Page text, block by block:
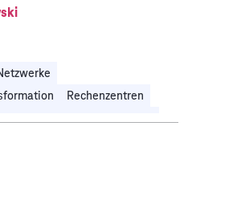
Rechenzentren